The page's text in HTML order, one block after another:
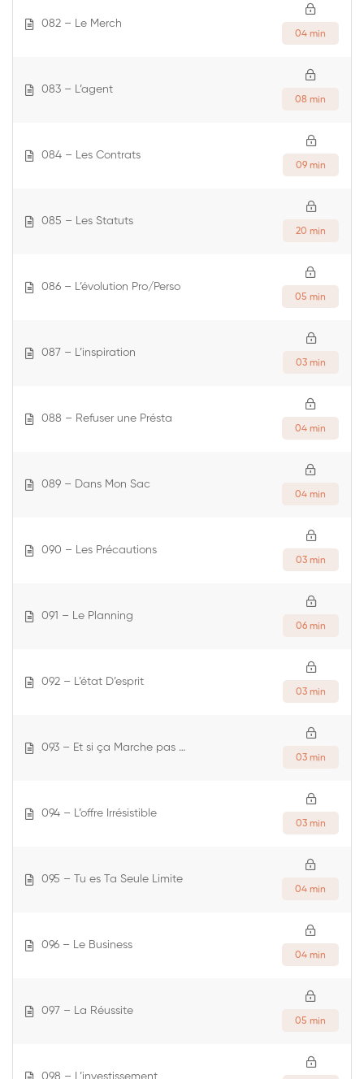
082 – Le Merch
04 min
083 – L’agent
08 min
084 – Les Contrats
09 min
085 – Les Statuts
20 min
086 – L’évolution Pro/Perso
05 min
087 – L’inspiration
03 min
088 – Refuser une Présta
04 min
089 – Dans Mon Sac
04 min
090 – Les Précautions
03 min
091 – Le Planning
06 min
092 – L’état D’esprit
03 min
093 – Et si ça Marche pas …
03 min
094 – L’offre Irrésistible
03 min
095 – Tu es Ta Seule Limite
04 min
096 – Le Business
04 min
097 – La Réussite
05 min
098 – L’investissement